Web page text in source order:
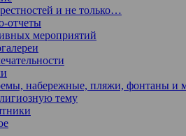
и не только…
отчеты
мероприятий
набережные, пляжи, фонтаны и
тему